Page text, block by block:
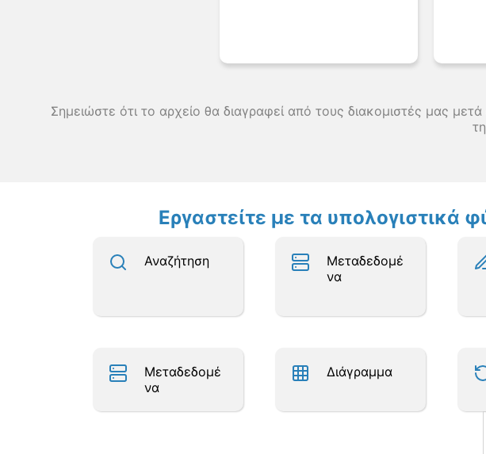
Σημειώστε ότι το αρχείο θα διαγραφεί από τους διακομιστές μας
Εργαστείτε με τα υπολογιστικά
Αναζήτηση
Μεταδεδομέ
να
Μεταδεδομέ
να
Διάγραμμα